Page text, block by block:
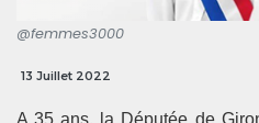
@femmes3000
13 Juillet 2022